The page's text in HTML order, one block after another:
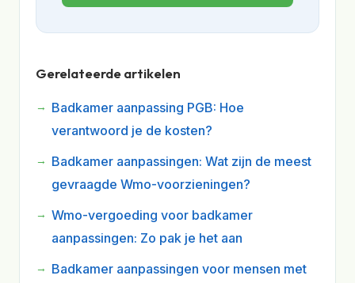
Gerelateerde artikelen
Badkamer aanpassing PGB: Hoe
verantwoord je de kosten?
Badkamer aanpassingen: Wat zijn de meest
gevraagde Wmo-voorzieningen?
Wmo-vergoeding voor badkamer
aanpassingen: Zo pak je het aan
Badkamer aanpassingen voor mensen met